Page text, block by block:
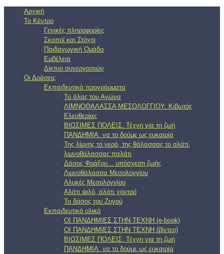
Αρχική
Το Κέντρο
Γενικές πληροφορίες
Σκοποί και Στόχοι
Παιδαγωγική Ομάδα
Εμβέλεια
Δίκτυο συνεργασιών
Οι Δράσεις
Εκπαιδευτικά προγράμματα
Το άλας του Αγώνα
ΛΙΜΝΟΘΑΛΑΣΣΑ ΜΕΣΟΛΟΓΓΙΟΥ: Κιβωτός
Ελευθερίας
ΒΙΩΣΙΜΕΣ ΠΟΛΕΙΣ: Τέχνη για τη ζωή
ΠΑΝΔΗΜΙΑ: να το δούμε ως ευκαιρία
Της λίμνης το νερό, της θάλασσας το αλάτι,
λιμνοθάλασσας παλάτι
Δάσος Φράξου... υπόσχεση ζωής
Λιμνοθάλασσα Μεσολογγίου
Αλυκές Μεσολογγίου
Αλάτι ψιλό, αλάτι χοντρό
Το δάσος του Ζυγού
Εκπαιδευτικό υλικό
ΟΙ ΠΑΝΔΗΜΙΕΣ ΣΤΗΝ ΤΕΧΝΗ (e-book)
ΟΙ ΠΑΝΔΗΜΙΕΣ ΣΤΗΝ ΤΕΧΝΗ (βίντεο)
ΒΙΩΣΙΜΕΣ ΠΟΛΕΙΣ: Τέχνη για τη ζωή
ΠΑΝΔΗΜΙΑ: να το δούμε ως ευκαιρία